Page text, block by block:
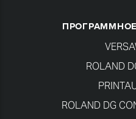
ROLAND
ROLAND DG